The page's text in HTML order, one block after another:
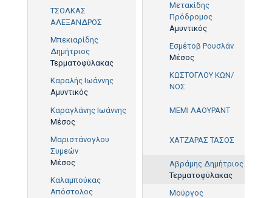
ΤΣΟΛΚΑΣ
ΑΛΕΞΑΝΔΡΟΣ
Μπεκιαρίδης
Δημήτριος
Τερματοφύλακας
Καραλής Ιωάννης
Αμυντικός
Καραγλάνης Ιωάννης
Μέσος
Μαριστάνογλου
Συμεών
Μέσος
Καλαμπούκας
Απόστολος
Μετακίδης
Πρόδρομος
Αμυντικός
Εσμέτοβ Ρουσλάν
Μέσος
ΚΩΣΤΟΓΛΟΥ ΚΩΝ/
ΝΟΣ
ΜΕΜΙ ΛΑΟΥΡΑΝΤ
ΧΑΤΖΑΡΑΣ ΤΑΣΟΣ
Αβράμης Δημήτριος
Τερματοφύλακας
Μούργος